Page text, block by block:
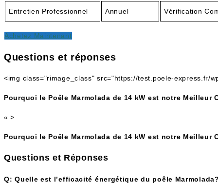
Entretien Professionnel Annuel Vérification
Achetez Maintenant
Questions et réponses
<img class="rimage_class" src="https://test.poele-express.fr/
Pourquoi le Poêle Marmolada de 14 kW est notre Meilleur
« >
Pourquoi le Poêle Marmolada de 14 kW est notre Meilleur
Questions et Réponses
Q: Quelle est l’efficacité énergétique du poêle